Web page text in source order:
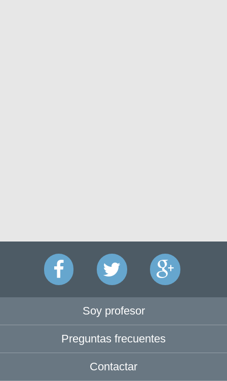
Soy profesor
Preguntas frecuentes
Contactar